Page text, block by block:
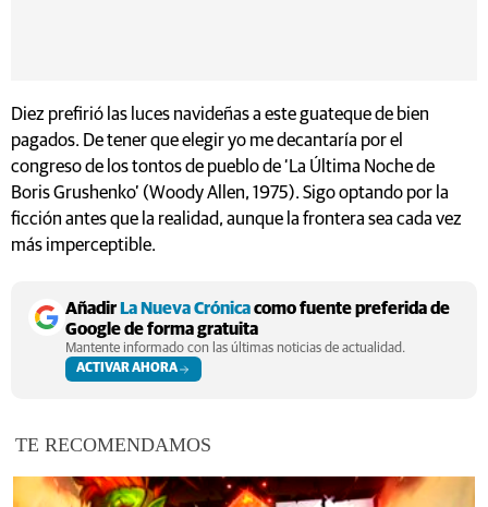
Diez prefirió las luces navideñas a este guateque de bien
pagados. De tener que elegir yo me decantaría por el
congreso de los tontos de pueblo de ‘La Última Noche de
Boris Grushenko’ (Woody Allen, 1975). Sigo optando por la
ficción antes que la realidad, aunque la frontera sea cada vez
más imperceptible.
Añadir La Nueva Crónicacomo fuente preferida de
Google de forma gratuita
Mantente informado con las últimas noticias de actualidad.
ACTIVAR AHORA
TE RECOMENDAMOS